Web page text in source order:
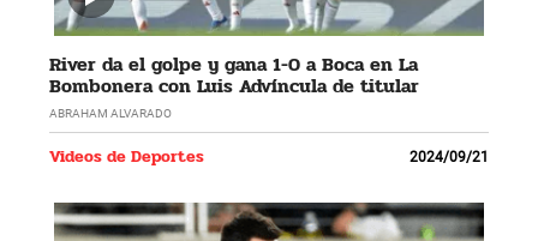
River da el golpe y gana 1-0 a Boca en La
Bombonera con Luis Advíncula de titular
ABRAHAM ALVARADO
Videos de Deportes 2024/09/21